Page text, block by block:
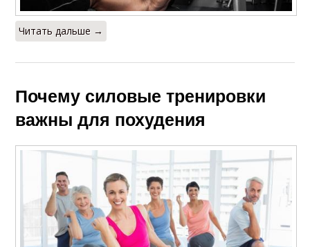
Читать дальше →
Почему силовые тренировки
важны для похудения